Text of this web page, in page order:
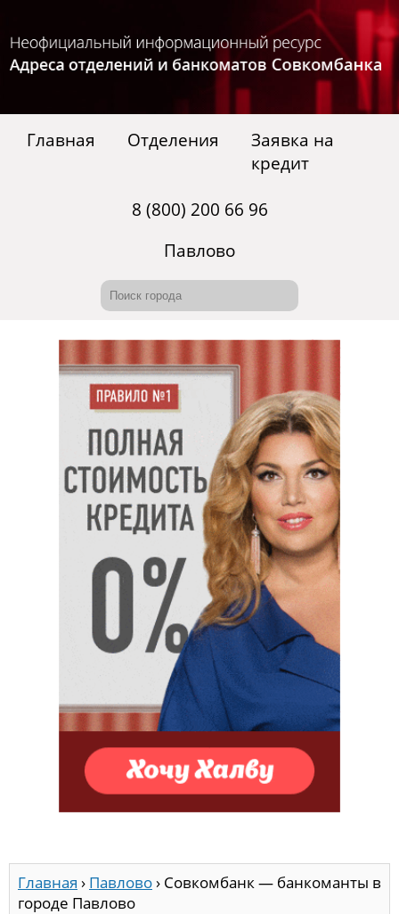
Главная Отделения
Заявка на
кредит
8 (800) 200 66 96
Павлово
Главная › Павлово› Совкомбанк — банкоманты в
городе Павлово